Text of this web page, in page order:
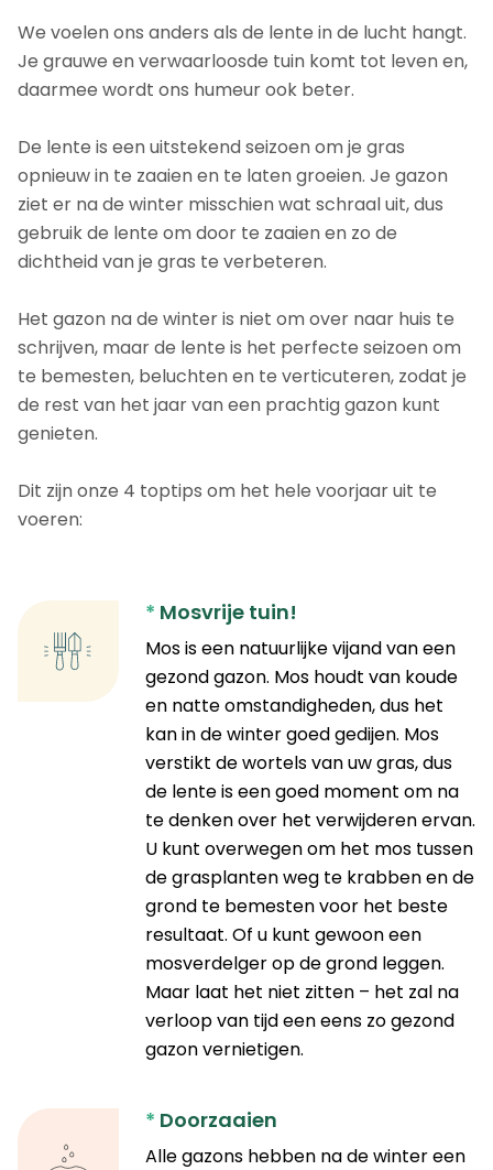
We voelen ons anders als de lente in de lucht hangt.
Je grauwe en verwaarloosde tuin komt tot leven en,
daarmee wordt ons humeur ook beter.
De lente is een uitstekend seizoen om je gras
opnieuw in te zaaien en te laten groeien. Je gazon
ziet er na de winter misschien wat schraal uit, dus
gebruik de lente om door te zaaien en zo de
dichtheid van je gras te verbeteren.
Het gazon na de winter is niet om over naar huis te
schrijven, maar de lente is het perfecte seizoen om
te bemesten, beluchten en te verticuteren, zodat je
de rest van het jaar van een prachtig gazon kunt
genieten.
Dit zijn onze 4 toptips om het hele voorjaar uit te
voeren:
* Mosvrije tuin!
Mos is een natuurlijke vijand van een
gezond gazon. Mos houdt van koude
en natte omstandigheden, dus het
kan in de winter goed gedijen. Mos
verstikt de wortels van uw gras, dus
de lente is een goed moment om na
te denken over het verwijderen ervan.
U kunt overwegen om het mos tussen
de grasplanten weg te krabben en de
grond te bemesten voor het beste
resultaat. Of u kunt gewoon een
mosverdelger op de grond leggen.
Maar laat het niet zitten – het zal na
verloop van tijd een eens zo gezond
gazon vernietigen.
* Doorzaaien
Alle gazons hebben na de winter een